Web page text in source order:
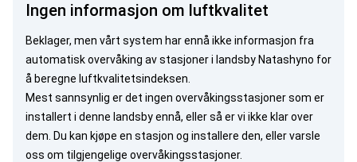
Ingen informasjon om luftkvalitet
Beklager, men vårt system har ennå ikke informasjon fra
automatisk overvåking av stasjoner i landsby Natashyno for
å beregne luftkvalitetsindeksen.
Mest sannsynlig er det ingen overvåkingsstasjoner som er
installert i denne landsby ennå, eller så er vi ikke klar over
dem. Du kan kjøpe en stasjon og installere den, ellervarsle
oss om tilgjengelige overvåkingsstasjoner.